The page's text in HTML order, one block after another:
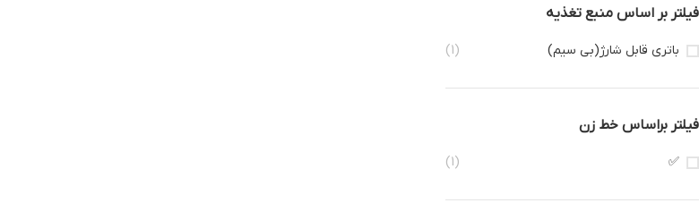
فیلتر بر اساس منبع تغذیه
باتری قابل شارژ(بی سیم) (1)
فیلتر براساس خط زن
✅
(1)